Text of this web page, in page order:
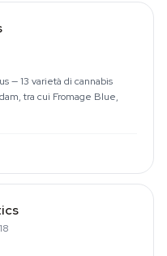
— 13 varietà di cannabis
tra cui Fromage Blue,